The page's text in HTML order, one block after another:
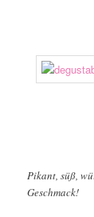
Pikant, süß,
Geschmack!